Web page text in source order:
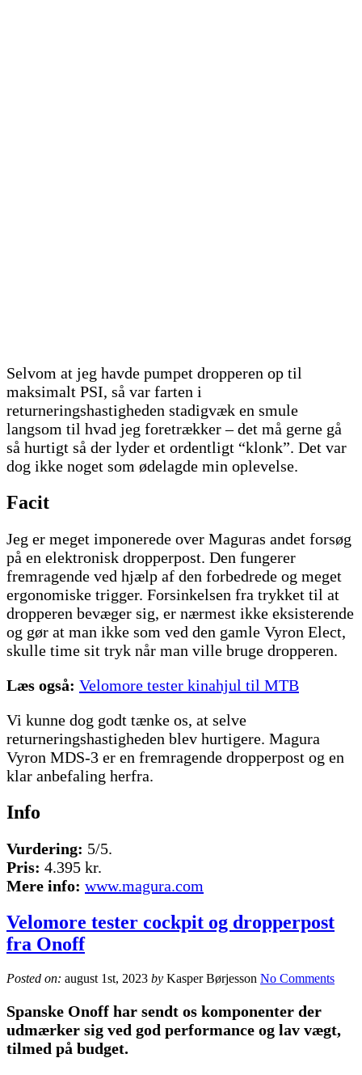
Selvom at jeg havde pumpet dropperen op til
maksimalt PSI, så var farten i
returneringshastigheden stadigvæk en smule
langsom til hvad jeg foretrækker – det må gerne gå
så hurtigt så der lyder et ordentligt “klonk”. Det var
dog ikke noget som ødelagde min oplevelse.
Facit
Jeg er meget imponerede over Maguras andet forsøg
på en elektronisk dropperpost. Den fungerer
fremragende ved hjælp af den forbedrede og meget
ergonomiske trigger. Forsinkelsen fra trykket til at
dropperen bevæger sig, er nærmest ikke eksisterende
og gør at man ikke som ved den gamle Vyron Elect,
skulle time sit tryk når man ville bruge dropperen.
Læs også: Velomore tester kinahjul til MTB
Vi kunne dog godt tænke os, at selve
returneringshastigheden blev hurtigere. Magura
Vyron MDS-3 er en fremragende dropperpost og en
klar anbefaling herfra.
Info
Vurdering: 5/5.
Pris: 4.395 kr.
Mere info: www.magura.com
Velomore tester cockpit og dropperpost
fra Onoff
Posted on: august 1st, 2023 by Kasper Børjesson No Comments
Spanske Onoff har sendt os komponenter der
udmærker sig ved god performance og lav vægt,
tilmed på budget.